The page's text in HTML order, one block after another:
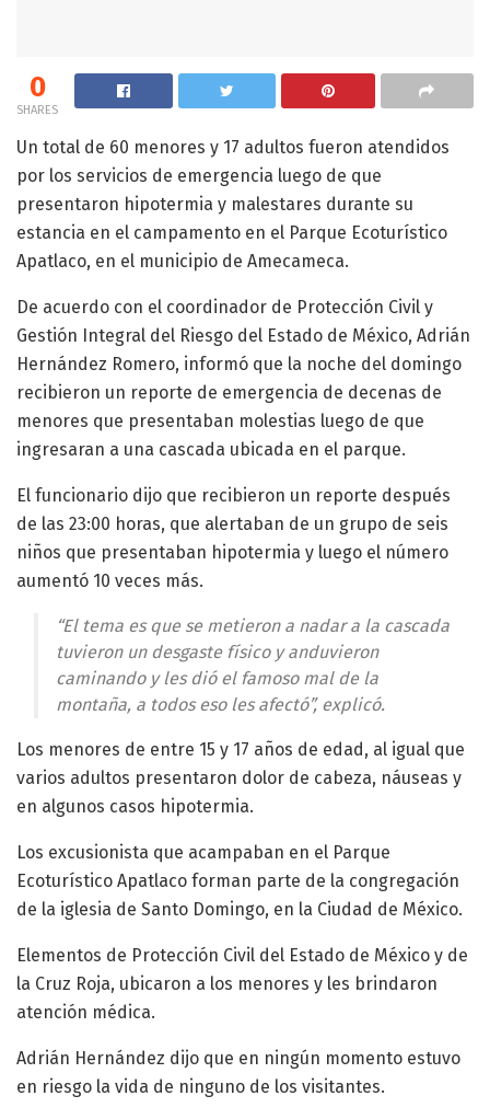
0
SHARES
Un total de 60 menores y 17 adultos fueron atendidos
por los servicios de emergencia luego de que
presentaron hipotermia y malestares durante su
estancia en el campamento en el Parque Ecoturístico
Apatlaco, en el municipio de Amecameca.
De acuerdo con el coordinador de Protección Civil y
Gestión Integral del Riesgo del Estado de México, Adrián
Hernández Romero, informó que la noche del domingo
recibieron un reporte de emergencia de decenas de
menores que presentaban molestias luego de que
ingresaran a una cascada ubicada en el parque.
El funcionario dijo que recibieron un reporte después
de las 23:00 horas, que alertaban de un grupo de seis
niños que presentaban hipotermia y luego el número
aumentó 10 veces más.
“El tema es que se metieron a nadar a la cascada
tuvieron un desgaste físico y anduvieron
caminando y les dió el famoso mal de la
montaña, a todos eso les afectó”, explicó.
Los menores de entre 15 y 17 años de edad, al igual que
varios adultos presentaron dolor de cabeza, náuseas y
en algunos casos hipotermia.
Los excusionista que acampaban en el Parque
Ecoturístico Apatlaco forman parte de la congregación
de la iglesia de Santo Domingo, en la Ciudad de México.
Elementos de Protección Civil del Estado de México y de
la Cruz Roja, ubicaron a los menores y les brindaron
atención médica.
Adrián Hernández dijo que en ningún momento estuvo
en riesgo la vida de ninguno de los visitantes.